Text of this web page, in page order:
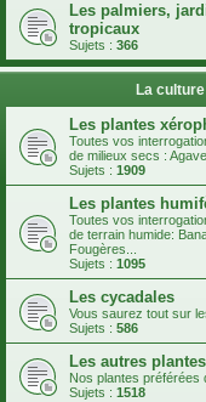
Les palmiers,
tropicaux
Sujets : 366
La
Les plantes
Toutes vos
de milieux secs :
Sujets : 1909
Les plantes
Toutes vos
de terrain humide:
Fougères...
Sujets : 1095
Les cycadales
Vous saurez tout sur
Sujets : 586
Les autres
Nos plantes préférées
Sujets : 1518